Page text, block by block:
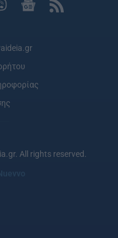
All rights reserved.